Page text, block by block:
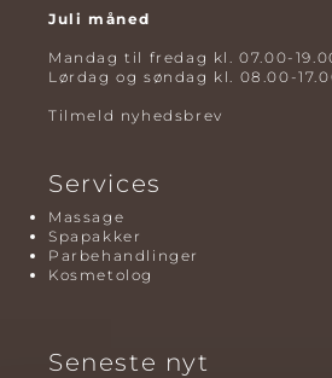
Juli måned
Mandag til fredag kl. 07.00-
Lørdag og søndag kl. 08.00-
Tilmeld nyhedsbrev
Services
Massage
Spapakker
Parbehandlinger
Kosmetolog
Seneste nyt